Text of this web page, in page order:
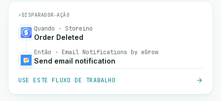
⚡ DISPARADOR→AÇÃO
Quando · Storeino
Order Deleted
Então · Email Notifications by eGrow
Send email notification
USE ESTE FLUXO DE TRABALHO